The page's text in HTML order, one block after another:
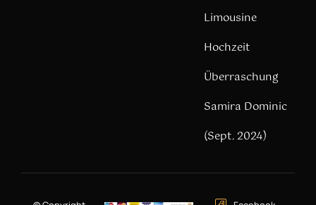
Limousine
Hochzeit
Überraschung
Samira Dominic
(Sept. 2024)